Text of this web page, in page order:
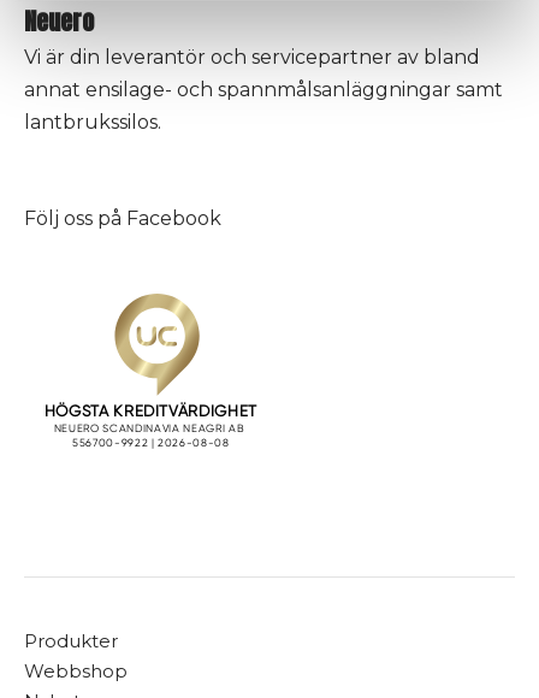
Neuero
Vi är din leverantör och servicepartner av bland
annat ensilage- och spannmålsanläggningar samt
lantbrukssilos.
Följ oss på Facebook
Produkter
Webbshop